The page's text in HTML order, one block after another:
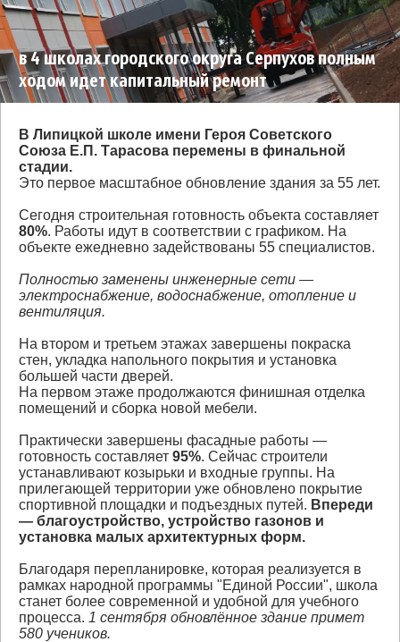
в 4 школах городского округа Серпухов полным
ходом идет капитальный ремонт
В Липицкой школе имени Героя Советского
Союза Е.П. Тарасова перемены в финальной
стадии.
Это первое масштабное обновление здания за 55 лет.
Сегодня строительная готовность объекта составляет
80%. Работы идут в соответствии с графиком. На
объекте ежедневно задействованы 55 специалистов.
Полностью заменены инженерные сети —
электроснабжение, водоснабжение, отопление и
вентиляция.
На втором и третьем этажах завершены покраска
стен, укладка напольного покрытия и установка
большей части дверей.
На первом этаже продолжаются финишная отделка
помещений и сборка новой мебели.
Практически завершены фасадные работы —
готовность составляет 95%. Сейчас строители
устанавливают козырьки и входные группы. На
прилегающей территории уже обновлено покрытие
спортивной площадки и подъездных путей. Впереди
— благоустройство, устройство газонов и
установка малых архитектурных форм.
Благодаря перепланировке, которая реализуется в
рамках народной программы "Единой России", школа
станет более современной и удобной для учебного
процесса. 1 сентября обновлённое здание примет
580 учеников.